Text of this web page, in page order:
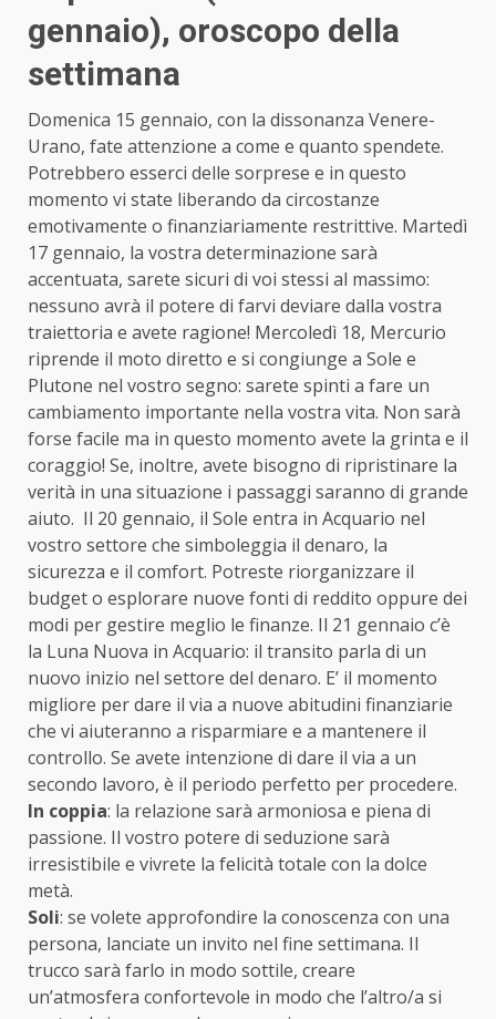
gennaio), oroscopo della
settimana
Domenica 15 gennaio, con la dissonanza Venere-
Urano, fate attenzione a come e quanto spendete.
Potrebbero esserci delle sorprese e in questo
momento vi state liberando da circostanze
emotivamente o finanziariamente restrittive. Martedì
17 gennaio, la vostra determinazione sarà
accentuata, sarete sicuri di voi stessi al massimo:
nessuno avrà il potere di farvi deviare dalla vostra
traiettoria e avete ragione! Mercoledì 18, Mercurio
riprende il moto diretto e si congiunge a Sole e
Plutone nel vostro segno: sarete spinti a fare un
cambiamento importante nella vostra vita. Non sarà
forse facile ma in questo momento avete la grinta e il
coraggio! Se, inoltre, avete bisogno di ripristinare la
verità in una situazione i passaggi saranno di grande
aiuto. Il 20 gennaio, il Sole entra in Acquario nel
vostro settore che simboleggia il denaro, la
sicurezza e il comfort. Potreste riorganizzare il
budget o esplorare nuove fonti di reddito oppure dei
modi per gestire meglio le finanze. Il 21 gennaio c’è
la Luna Nuova in Acquario: il transito parla di un
nuovo inizio nel settore del denaro. E’ il momento
migliore per dare il via a nuove abitudini finanziarie
che vi aiuteranno a risparmiare e a mantenere il
controllo. Se avete intenzione di dare il via a un
secondo lavoro, è il periodo perfetto per procedere.
In coppia: la relazione sarà armoniosa e piena di
passione. Il vostro potere di seduzione sarà
irresistibile e vivrete la felicità totale con la dolce
metà.
Soli: se volete approfondire la conoscenza con una
persona, lanciate un invito nel fine settimana. Il
trucco sarà farlo in modo sottile, creare
un’atmosfera confortevole in modo che l’altro/a si